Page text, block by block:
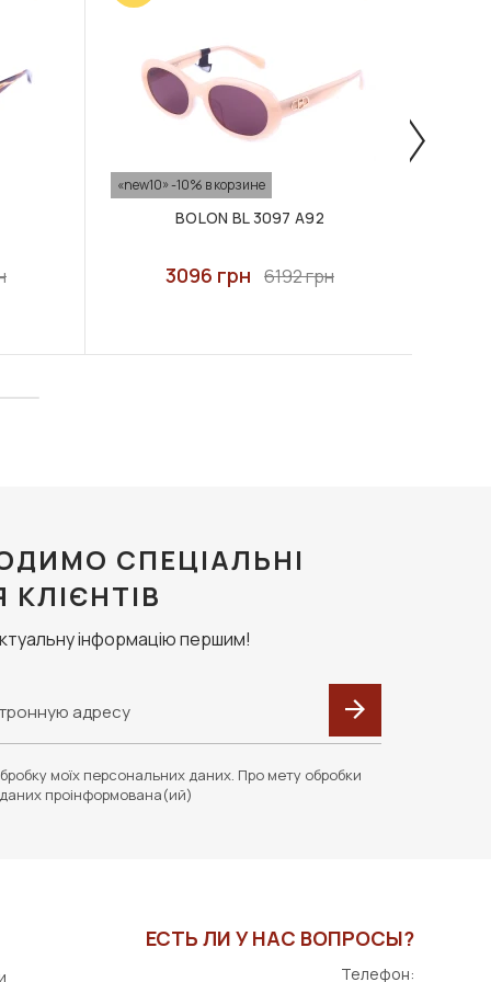
«new10» -10% в корзине
BOLON BL 3097 A92
3096 грн 6192 грн
СПЕЦІАЛЬНІ
КЛІЄНТІВ
інформацію першим!
моїх персональних даних. Про мету обробки
проінформована(ий)
ЕСТЬ ЛИ У НАС ВОПРОСЫ?
Телефон: